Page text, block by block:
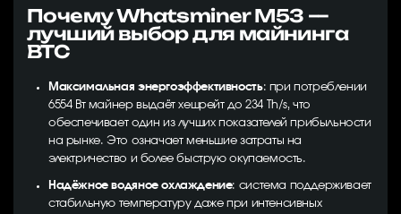
Почему Whatsminer M53 —
лучший выбор для майнинга
BTC
Максимальная энергоэффективность: при потреблении
6554 Вт майнер выдаёт хешрейт до 234 Th/s, что
обеспечивает один из лучших показателей прибыльности
на рынке. Это означает меньшие затраты на
электричество и более быструю окупаемость.
Надёжное водяное охлаждение: система поддерживает
стабильную температуру даже при интенсивных